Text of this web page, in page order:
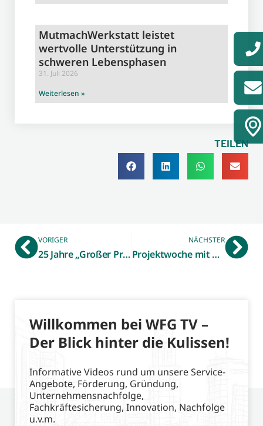
MutmachWerkstatt leistet
wertvolle Unterstützung in
schweren Lebensphasen
31. Juli 2026
Weiterlesen »
TEILEN
VORIGER
25 Jahre „Großer Preis des Mittelstandes“
NÄCHSTER
Projektwoche mit viel MINT-Entdeckungsspaß
Willkommen bei WFG TV –
Der Blick hinter die Kulissen!
Informative Videos rund um unsere Service-
Angebote, Förderung, Gründung,
Unternehmensnachfolge,
Fachkräftesicherung, Innovation, Nachfolge
u.v.m.